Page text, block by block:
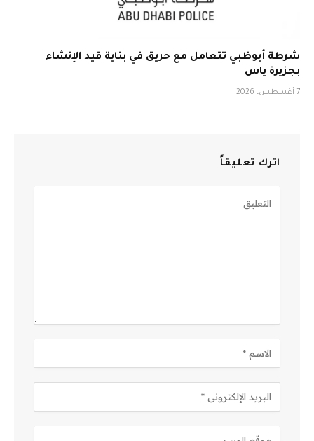
شرطة أبوظبي تتعامل مع حريق في بناية قيد الإنشاء
بجزيرة ياس
7 أغسطس، 2026
اترك تعليقاً